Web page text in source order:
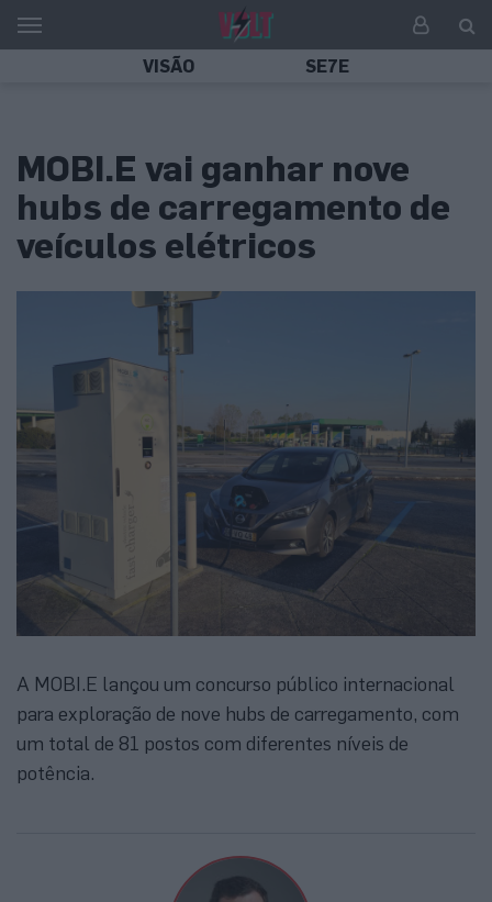
VISÃO SE7E
MOBI.E vai ganhar nove
hubs de carregamento de
veículos elétricos
A MOBI.E lançou um concurso público internacional
para exploração de nove hubs de carregamento, com
um total de 81 postos com diferentes níveis de
potência.